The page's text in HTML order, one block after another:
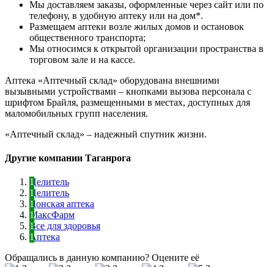
Мы доставляем заказы, оформленные через сайт или по
телефону, в удобную аптеку или на дом*.
Размещаем аптеки возле жилых домов и остановок
общественного транспорта;
Мы относимся к открытой организации пространства в
торговом зале и на кассе.
Аптека «Аптечный склад» оборудована внешними
вызывными устройствами – кнопками вызова персонала с
шрифтом Брайля, размещенными в местах, доступных для
маломобильных групп населения.
«Аптечный склад» – надежный спутник жизни.
Другие компании Таганрога
Целитель
Целитель
Донская аптека
МаксФарм
Все для здоровья
Аптека
Обращались в данную компанию? Оцените её